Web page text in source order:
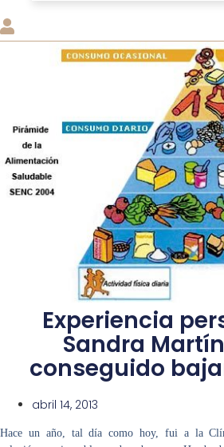
Experiencia
Sandra
conseguido
abril 14, 2013
Hace un año, tal día como hoy, fui a la